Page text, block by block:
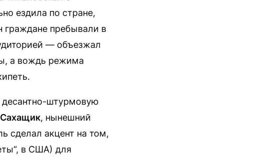
ездила по стране,
пребывали в
— объезжал
а вождь режима
штурмовую
, нынешний
сделал акцент на том,
в США) для